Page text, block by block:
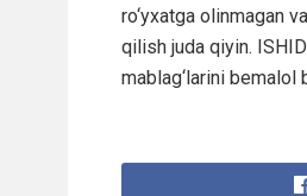
ro‘yxatga olinmagan
qilish juda qiyin.
mablag‘larini bemalol